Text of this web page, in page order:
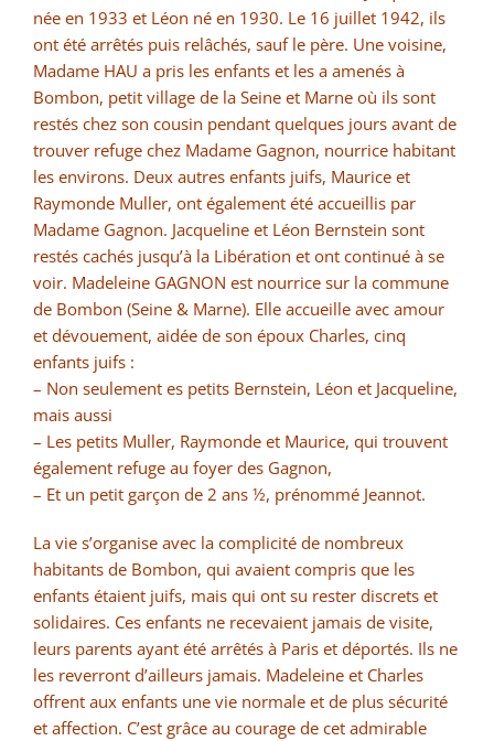
née en 1933 et Léon né en 1930. Le 16 juillet 1942, ils
ont été arrêtés puis relâchés, sauf le père. Une voisine,
Madame HAU a pris les enfants et les a amenés à
Bombon, petit village de la Seine et Marne où ils sont
restés chez son cousin pendant quelques jours avant de
trouver refuge chez Madame Gagnon, nourrice habitant
les environs. Deux autres enfants juifs, Maurice et
Raymonde Muller, ont également été accueillis par
Madame Gagnon. Jacqueline et Léon Bernstein sont
restés cachés jusqu’à la Libération et ont continué à se
voir. Madeleine GAGNON est nourrice sur la commune
de Bombon (Seine & Marne). Elle accueille avec amour
et dévouement, aidée de son époux Charles, cinq
enfants juifs :
– Non seulement es petits Bernstein, Léon et Jacqueline,
mais aussi
– Les petits Muller, Raymonde et Maurice, qui trouvent
également refuge au foyer des Gagnon,
– Et un petit garçon de 2 ans ½, prénommé Jeannot.
La vie s’organise avec la complicité de nombreux
habitants de Bombon, qui avaient compris que les
enfants étaient juifs, mais qui ont su rester discrets et
solidaires. Ces enfants ne recevaient jamais de visite,
leurs parents ayant été arrêtés à Paris et déportés. Ils ne
les reverront d’ailleurs jamais. Madeleine et Charles
offrent aux enfants une vie normale et de plus sécurité
et affection. C’est grâce au courage de cet admirable